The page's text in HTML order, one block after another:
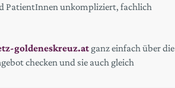
PatientInnen unkompliziert, fachlich
goldeneskreuz.at ganz einfach über die
checken und sie auch gleich